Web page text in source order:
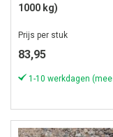
1000 kg)
Prijs per stuk
83,95